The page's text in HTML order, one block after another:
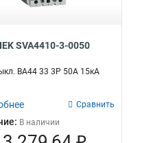
IEK SVA4410-3-0050
ВА44 33 3Р 50А 15кА
Сравнить
В наличии